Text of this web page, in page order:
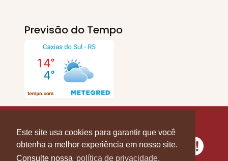
Este site usa cookies para garantir que você
obtenha a melhor experiência em nosso site.
Consulte nossa política de privacidade.
Previsão do Tempo
Direitos Reservados.